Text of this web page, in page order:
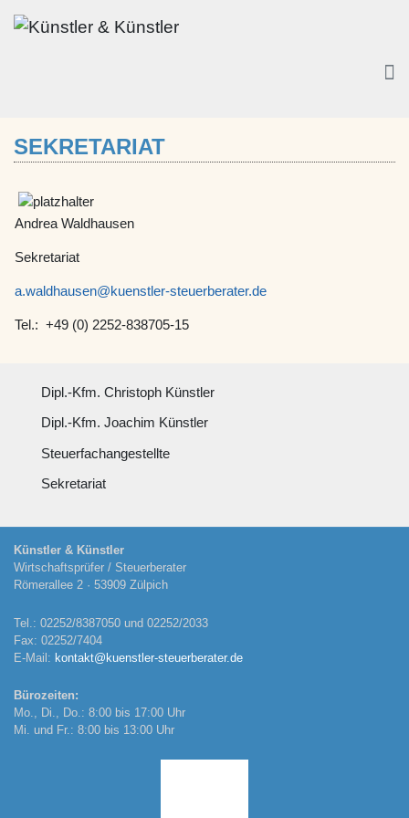
SEKRETARIAT
Andrea Waldhausen
Sekretariat
a.waldhausen@kuenstler-steuerberater.de
Tel.: +49 (0) 2252-838705-15
Dipl.-Kfm. Christoph Künstler
Dipl.-Kfm. Joachim Künstler
Steuerfachangestellte
Sekretariat
Künstler & Künstler
Wirtschaftsprüfer / Steuerberater
Römerallee 2 · 53909 Zülpich
Tel.: 02252/8387050 und 02252/2033
Fax: 02252/7404
E-Mail: kontakt@kuenstler-steuerberater.de
Bürozeiten:
Mo., Di., Do.: 8:00 bis 17:00 Uhr
Mi. und Fr.: 8:00 bis 13:00 Uhr